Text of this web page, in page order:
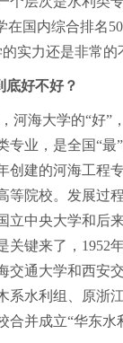
在国内综合排名
实力还是非常的
底好不好？
河海大学的“好”
专业，是全国“最
创建的河海工程
等院校。发展过
立中央大学和后
关键来了，1952
交通大学和西安
系水利组、原浙
并成立“华东水